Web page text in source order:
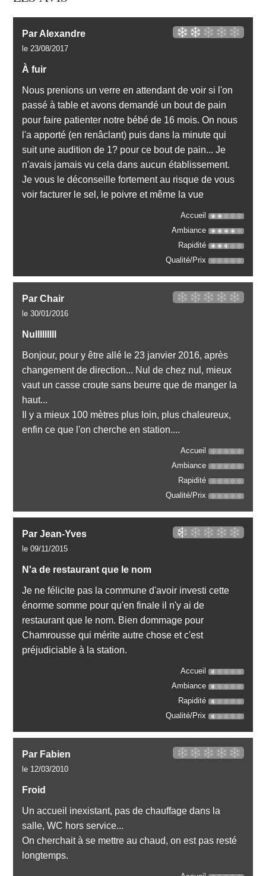
Par Alexandre
le 23/08/2017
À fuir
Nous prenions un verre en attendant de voir si l'on
passé à table et avons demandé un bout de pain
pour faire patienter notre bébé de 16 mois. On nous
l'a apporté (en renâclant) puis dans la minute qui
suit une audition de 1? pour ce bout de pain... Je
n'avais jamais vu cela dans aucun établissement.
Je vous le déconseille fortement au risque de vous
voir facturer le sel, le poivre et même la vue
Accueil
Ambiance
Rapidité
Qualité/Prix
Par Chair
le 30/01/2016
Nulllllllll
Bonjour, pour y être allé le 23 janvier 2016, après
changement de direction... Nul de chez nul, mieux
vaut un casse croute sans beurre que de manger la
haut...
Il y a mieux 100 mètres plus loin, plus chaleureux,
enfin ce que l'on cherche en station....
Accueil
Ambiance
Rapidité
Qualité/Prix
Par Jean-Yves
le 09/11/2015
N'a de restaurant que le nom
Je ne félicite pas la commune d'avoir investi cette
énorme somme pour qu'en finale il n'y ai de
restaurant que le nom. Bien dommage pour
Chamrousse qui mérite autre chose et c'est
préjudiciable à la station.
Accueil
Ambiance
Rapidité
Qualité/Prix
Par Fabien
le 12/03/2010
Froid
Un accueil inexistant, pas de chauffage dans la
salle, WC hors service...
On cherchait à se mettre au chaud, on est pas resté
longtemps.